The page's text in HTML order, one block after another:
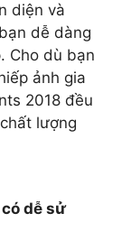
diện và
dễ dàng
Cho dù bạn
ảnh gia
2018 đều
lượng
dễ sử